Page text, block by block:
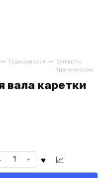
Трансмиссия
Запчасти
трансмиссии
вала каретки